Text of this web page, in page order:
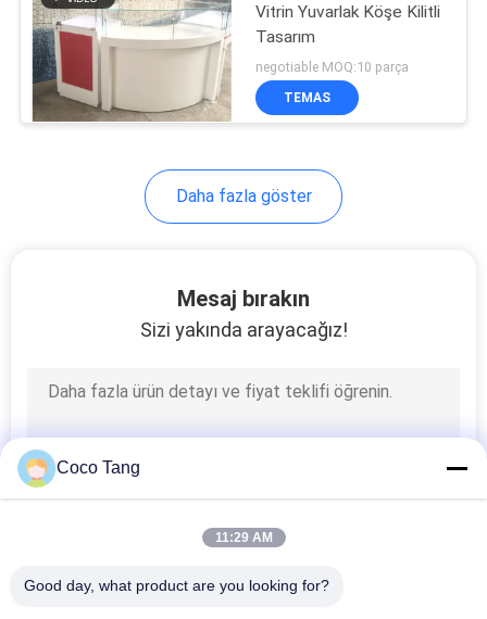
Vitrin Yuvarlak Köşe Kilitli
Tasarım
negotiable MOQ:10 parça
TEMAS
Daha fazla göster
Mesaj bırakın
Sizi yakında arayacağız!
Coco Tang
11:29 AM
Good day, what product are you looking for?